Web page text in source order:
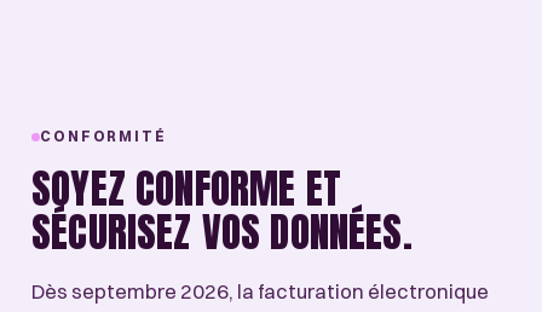
CONFORMITÉ
SOYEZ CONFORME ET
SÉCURISEZ VOS DONNÉES.
Dès septembre 2026, la facturation électronique